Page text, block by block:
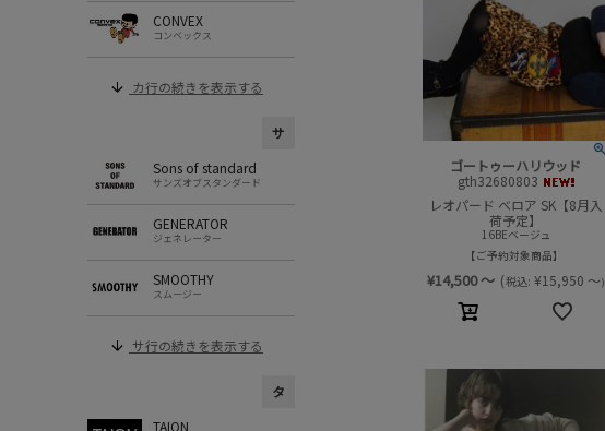
CONVEX
コンベックス
カ行の続きを表示する
サ
Sons of standard
サンズオブスタンダード
GENERATOR
ジェネレーター
SMOOTHY
スムージー
サ行の続きを表示する
タ
TAION
ゴートゥーハリウッド
gth32680803
レオパード ベロア SK【8月入
荷予定】
16BEベージュ
ご予約対象商品
¥14,500～ (税込: ¥15,950 ～)